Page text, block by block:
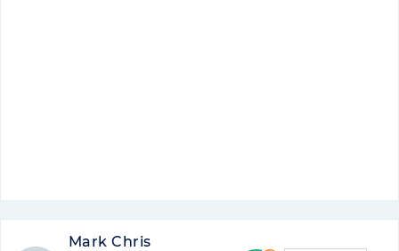
Mark Chris